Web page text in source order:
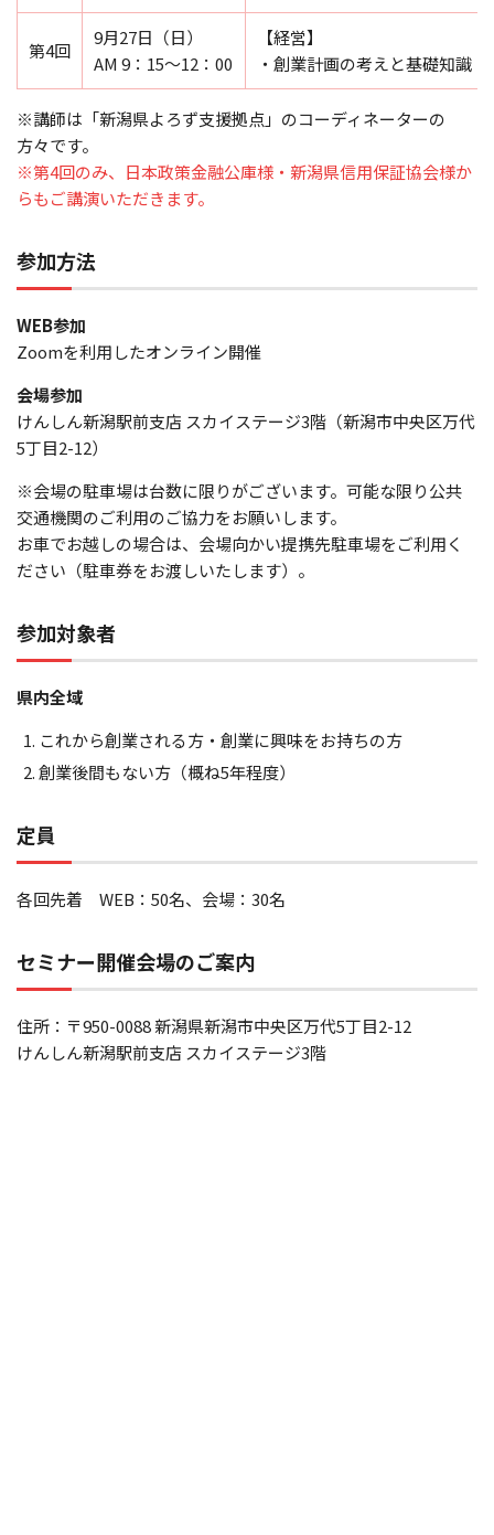
第4回
9月27日（日）
AM 9：15～12：00
【経営】
・創業計画の考えと基礎知識
※講師は「新潟県よろず支援拠点」のコーディネーターの
方々です。
※第4回のみ、日本政策金融公庫様・新潟県信用保証協会様か
らもご講演いただきます。
参加方法
WEB参加
Zoomを利用したオンライン開催
会場参加
けんしん新潟駅前支店 スカイステージ3階（新潟市中央区万代
5丁目2-12）
※会場の駐車場は台数に限りがございます。可能な限り公共
交通機関のご利用のご協力をお願いします。
お車でお越しの場合は、会場向かい提携先駐車場をご利用く
ださい（駐車券をお渡しいたします）。
参加対象者
県内全域
これから創業される方・創業に興味をお持ちの方
創業後間もない方（概ね5年程度）
定員
各回先着 WEB：50名、会場：30名
セミナー開催会場のご案内
住所：〒950-0088 新潟県新潟市中央区万代5丁目2-12
けんしん新潟駅前支店 スカイステージ3階